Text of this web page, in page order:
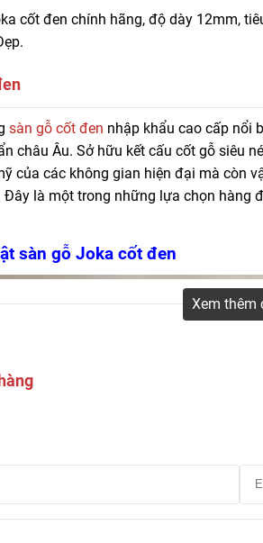
cốt đen chính hãng, độ dày 12mm,
cốt đen chính hãng, độ dày 12mm, tiêu
sàn gỗ cốt đen nhập khẩu cao cấp nổi
châu Âu. Sở hữu kết cấu cốt gỗ siêu
của các không gian hiện đại mà còn
Đây là một trong những lựa chọn hàng
sàn gỗ Joka cốt đen
Xem thêm